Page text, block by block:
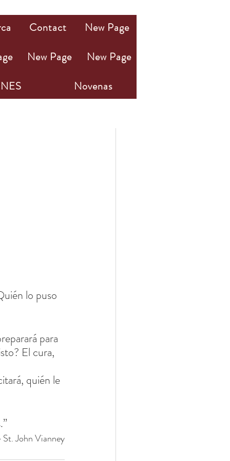
lo puso
para
El cura,
quién le
St. John Vianney
Contact
New Page
New Page
New Page
Novenas